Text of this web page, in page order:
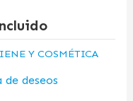
Y COSMÉTICA
deseos